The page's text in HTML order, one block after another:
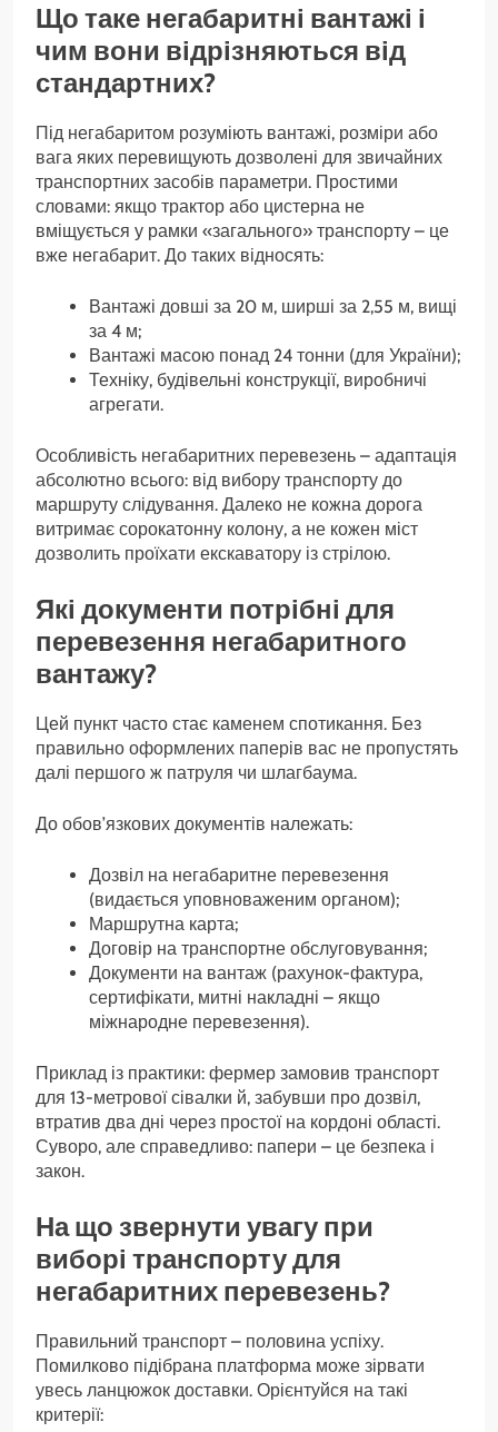
Що таке негабаритні вантажі і
чим вони відрізняються від
стандартних?
Під негабаритом розуміють вантажі, розміри або
вага яких перевищують дозволені для звичайних
транспортних засобів параметри. Простими
словами: якщо трактор або цистерна не
вміщується у рамки «загального» транспорту – це
вже негабарит. До таких відносять:
Вантажі довші за 20 м, ширші за 2,55 м, вищі
за 4 м;
Вантажі масою понад 24 тонни (для України);
Техніку, будівельні конструкції, виробничі
агрегати.
Особливість негабаритних перевезень – адаптація
абсолютно всього: від вибору транспорту до
маршруту слідування. Далеко не кожна дорога
витримає сорокатонну колону, а не кожен міст
дозволить проїхати екскаватору із стрілою.
Які документи потрібні для
перевезення негабаритного
вантажу?
Цей пункт часто стає каменем спотикання. Без
правильно оформлених паперів вас не пропустять
далі першого ж патруля чи шлагбаума.
До обов’язкових документів належать:
Дозвіл на негабаритне перевезення
(видається уповноваженим органом);
Маршрутна карта;
Договір на транспортне обслуговування;
Документи на вантаж (рахунок-фактура,
сертифікати, митні накладні – якщо
міжнародне перевезення).
Приклад із практики: фермер замовив транспорт
для 13-метрової сівалки й, забувши про дозвіл,
втратив два дні через простої на кордоні області.
Суворо, але справедливо: папери – це безпека і
закон.
На що звернути увагу при
виборі транспорту для
негабаритних перевезень?
Правильний транспорт – половина успіху.
Помилково підібрана платформа може зірвати
увесь ланцюжок доставки. Орієнтуйся на такі
критерії: